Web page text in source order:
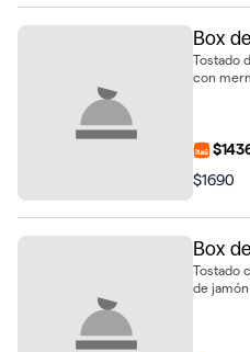
de
Box
Tostado
con
$1690
Box
Tostado
de